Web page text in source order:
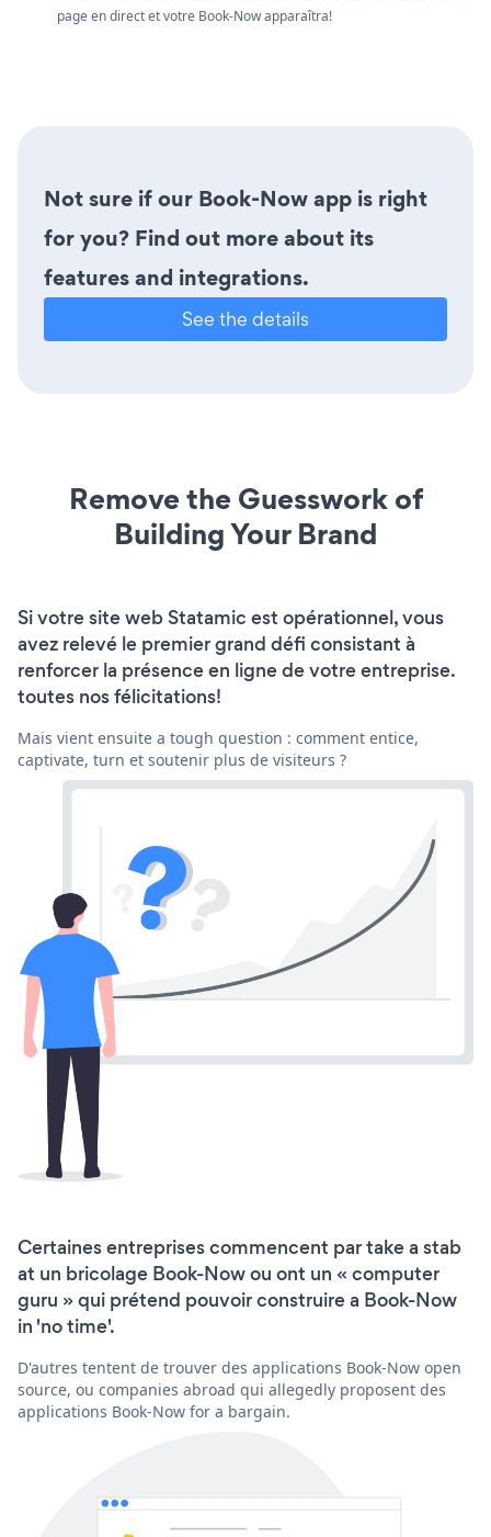
page en direct et votre Book-Now apparaîtra!
Not sure if our Book-Now app is right
for you? Find out more about its
features and integrations.
See the details
Remove the Guesswork of
Building Your Brand
Si votre site web Statamic est opérationnel, vous
avez relevé le premier grand défi consistant à
renforcer la présence en ligne de votre entreprise.
toutes nos félicitations!
Mais vient ensuite a tough question : comment entice,
captivate, turn et soutenir plus de visiteurs ?
Certaines entreprises commencent par take a stab
at un bricolage Book-Now ou ont un « computer
guru » qui prétend pouvoir construire a Book-Now
in 'no time'.
D'autres tentent de trouver des applications Book-Now open
source, ou companies abroad qui allegedly proposent des
applications Book-Now for a bargain.